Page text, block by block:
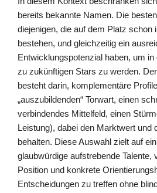
bereits bekannte Namen. Die
diejenigen, die auf dem Platz schon
bestehen, und gleichzeitig ein
Entwicklungspotenzial haben, um
zu zukünftigen Stars zu werden.
besteht darin, komplementäre
„auszubildenden“ Torwart, einen
verbindendes Mittelfeld, einen
Leistung), dabei den Marktwert und
behalten. Diese Auswahl zielt auf
glaubwürdige aufstrebende Talente,
Position und konkrete
Entscheidungen zu treffen ohne